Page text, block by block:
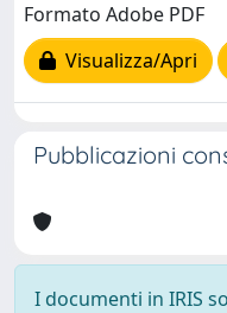
Formato Adobe PDF
Visualizza/Apri
Pubblicazioni
I documenti in IRIS